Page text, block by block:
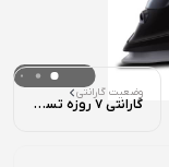
وضعیت گارانتی
گارانتی 7 روزه تست ( تضمین اصالت و سلامت فیزیکی )